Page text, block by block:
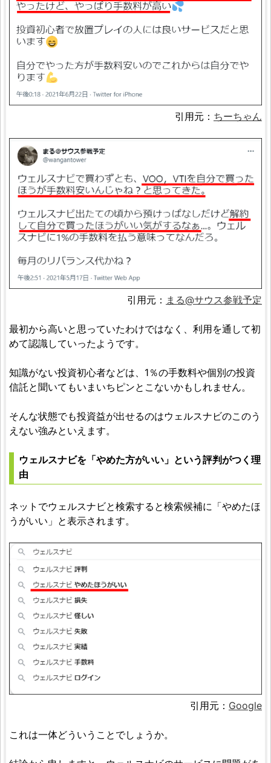
引用元： ちーちゃん
引用元： まる@サウス参戦予定
最初から高いと思っていたわけではなく、利用を通して初
めて認識していったようです。
知識がない投資初心者などは、1％の手数料や個別の投資
信託と聞いてもいまいちピンとこないかもしれません。
そんな状態でも投資益が出せるのはウェルスナビのこのう
えない強みといえます。
ウェルスナビを「やめた方がいい」という評判がつく理
由
ネットでウェルスナビと検索すると検索候補に「やめたほ
うがいい」と表示されます。
引用元： Google
これは一体どういうことでしょうか。